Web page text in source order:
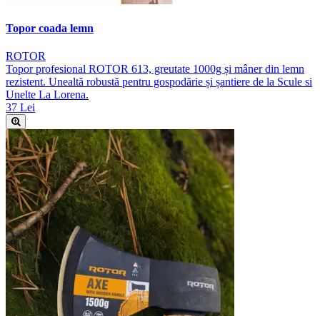
Topor coada lemn
ROTOR
Topor profesional ROTOR 613, greutate 1000g și mâner din lemn
rezistent. Unealtă robustă pentru gospodărie și șantiere de la Scule si
Unelte La Lorena.
37 Lei